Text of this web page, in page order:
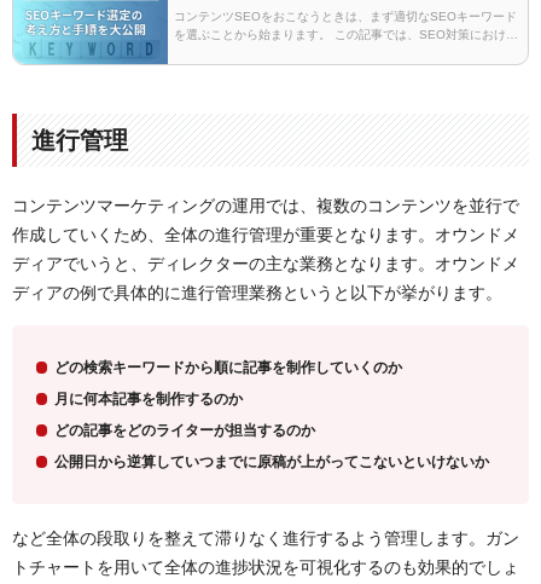
コンテンツSEOをおこなうときは、まず適切なSEOキーワード
を選ぶことから始まります。 この記事では、SEO対策における
進行管理
コンテンツマーケティングの運用では、複数のコンテンツを並行で
作成していくため、全体の進行管理が重要となります。オウンドメ
ディアでいうと、ディレクターの主な業務となります。オウンドメ
ディアの例で具体的に進行管理業務というと以下が挙がります。
どの検索キーワードから順に記事を制作していくのか
月に何本記事を制作するのか
どの記事をどのライターが担当するのか
公開日から逆算していつまでに原稿が上がってこないといけないか
など全体の段取りを整えて滞りなく進行するよう管理します。ガン
トチャートを用いて全体の進捗状況を可視化するのも効果的でしょ